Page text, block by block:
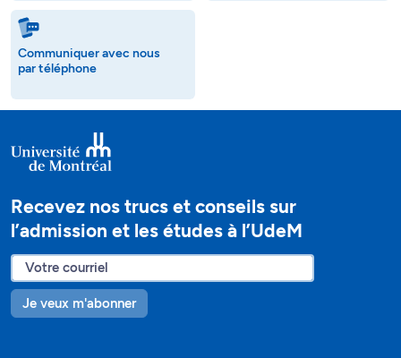
Communiquer avec nous
par téléphone
Recevez nos trucs et conseils sur
l’admission et les études à l’UdeM
Je veux m'abonner